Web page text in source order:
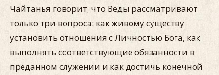
Чайтанья говорит, что Веды рассматривают
только три вопроса: как живому существу
установить отношения с Личностью Бога, как
выполнять соответствующие обязанности в
преданном служении и как достичь конечной